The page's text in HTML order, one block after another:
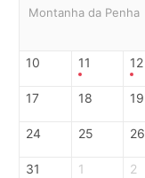
Montanha da Penha
10 11 12
17 18 19
24 25 26
31 1 2